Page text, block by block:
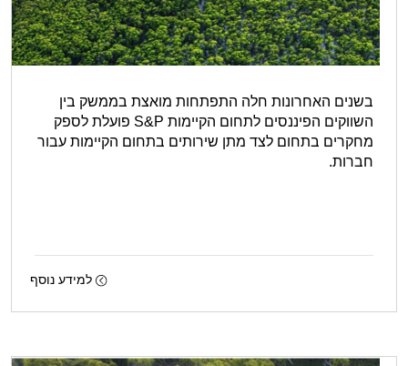
בשנים האחרונות חלה התפתחות מואצת בממשק בין
השווקים הפיננסים לתחום הקיימות S&P פועלת לספק
מחקרים בתחום לצד מתן שירותים בתחום הקיימות עבור
חברות.
למידע נוסף